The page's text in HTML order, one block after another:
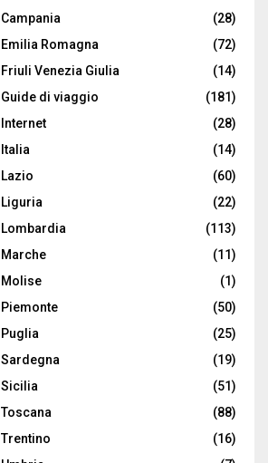
Campania
(28)
Emilia Romagna
(72)
Friuli Venezia Giulia
(14)
Guide di viaggio
(181)
Internet
(28)
Italia
(14)
Lazio
(60)
Liguria
(22)
Lombardia
(113)
Marche
(11)
Molise
(1)
Piemonte
(50)
Puglia
(25)
Sardegna
(19)
Sicilia
(51)
Toscana
(88)
Trentino
(16)